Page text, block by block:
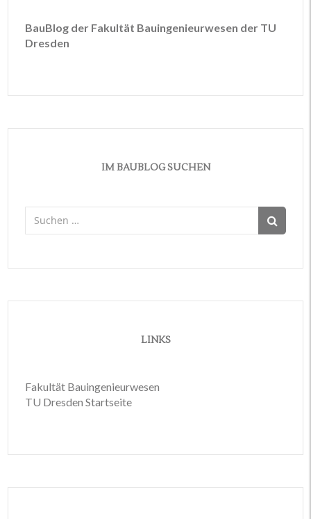
BauBlog der Fakultät Bauingenieurwesen der TU
Dresden
IM BAUBLOG SUCHEN
Suchen
nach:
LINKS
Fakultät Bauingenieurwesen
TU Dresden Startseite